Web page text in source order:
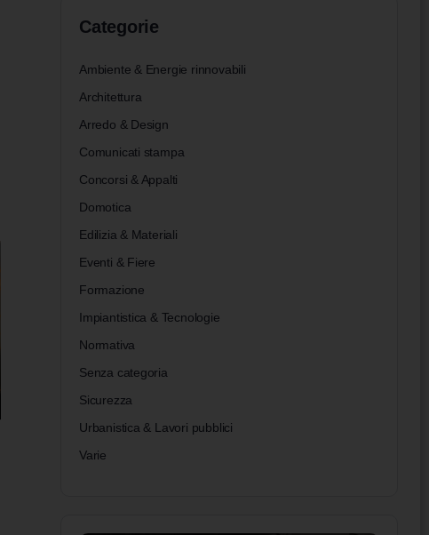
Categorie
Ambiente & Energie rinnovabili
Architettura
Arredo & Design
Comunicati stampa
Concorsi & Appalti
Domotica
Edilizia & Materiali
Eventi & Fiere
Formazione
Impiantistica & Tecnologie
Normativa
Senza categoria
Sicurezza
Urbanistica & Lavori pubblici
Varie